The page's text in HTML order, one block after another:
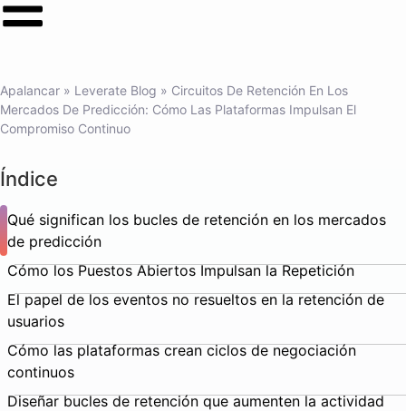
Apalancar » Leverate Blog » Circuitos De Retención En Los
Mercados De Predicción: Cómo Las Plataformas Impulsan El
Compromiso Continuo
Índice
Qué significan los bucles de retención en los mercados
de predicción
Cómo los Puestos Abiertos Impulsan la Repetición
El papel de los eventos no resueltos en la retención de
usuarios
Cómo las plataformas crean ciclos de negociación
continuos
Diseñar bucles de retención que aumenten la actividad